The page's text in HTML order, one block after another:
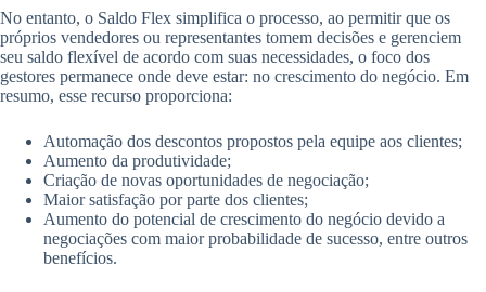
No entanto, o Saldo Flex simplifica o processo, ao permitir que os
próprios vendedores ou representantes tomem decisões e gerenciem
seu saldo flexível de acordo com suas necessidades, o foco dos
gestores permanece onde deve estar: no crescimento do negócio. Em
resumo, esse recurso proporciona:
Automação dos descontos propostos pela equipe aos clientes;
Aumento da produtividade;
Criação de novas oportunidades de negociação;
Maior satisfação por parte dos clientes;
Aumento do potencial de crescimento do negócio devido a
negociações com maior probabilidade de sucesso, entre outros
benefícios.